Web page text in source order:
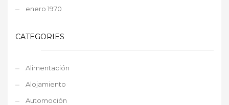
enero 1970
CATEGORIES
Alimentación
Alojamiento
Automoción